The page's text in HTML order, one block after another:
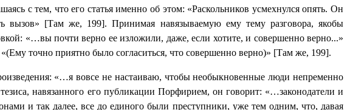
с тем, что его статья именно об этом: «Раскольников усмехнулся опять. Он
[Там же, 199]. Принимая навязываемую ему тему разговора, якобы
«…вы почти верно ее изложили, даже, если хотите, и совершенно верно...»
точно приятно было согласиться, что совершенно верно)» [Там же, 199].
«…я вовсе не настаиваю, чтобы необыкновенные люди непременно
навязанного его публикации Порфирием, он говорит: «…законодатели и
и так далее, все до единого были преступники, уже тем одним, что, давая